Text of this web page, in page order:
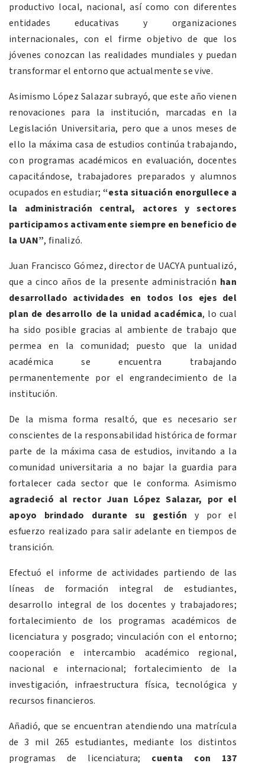
productivo local, nacional, así como con diferentes
entidades educativas y organizaciones
internacionales, con el firme objetivo de que los
jóvenes conozcan las realidades mundiales y puedan
transformar el entorno que actualmente se vive.
Asimismo López Salazar subrayó, que este año vienen
renovaciones para la institución, marcadas en la
Legislación Universitaria, pero que a unos meses de
ello la máxima casa de estudios continúa trabajando,
con programas académicos en evaluación, docentes
capacitándose, trabajadores preparados y alumnos
ocupados en estudiar; “esta situación enorgullece a
la administración central, actores y sectores
participamos activamente siempre en beneficio de
la UAN”, finalizó.
Juan Francisco Gómez, director de UACYA puntualizó,
que a cinco años de la presente administración han
desarrollado actividades en todos los ejes del
plan de desarrollo de la unidad académica, lo cual
ha sido posible gracias al ambiente de trabajo que
permea en la comunidad; puesto que la unidad
académica se encuentra trabajando
permanentemente por el engrandecimiento de la
institución.
De la misma forma resaltó, que es necesario ser
conscientes de la responsabilidad histórica de formar
parte de la máxima casa de estudios, invitando a la
comunidad universitaria a no bajar la guardia para
fortalecer cada sector que le conforma. Asimismo
agradeció al rector Juan López Salazar, por el
apoyo brindado durante su gestión y por el
esfuerzo realizado para salir adelante en tiempos de
transición.
Efectuó el informe de actividades partiendo de las
líneas de formación integral de estudiantes,
desarrollo integral de los docentes y trabajadores;
fortalecimiento de los programas académicos de
licenciatura y posgrado; vinculación con el entorno;
cooperación e intercambio académico regional,
nacional e internacional; fortalecimiento de la
investigación, infraestructura física, tecnológica y
recursos financieros.
Añadió, que se encuentran atendiendo una matrícula
de 3 mil 265 estudiantes, mediante los distintos
programas de licenciatura; cuenta con 137